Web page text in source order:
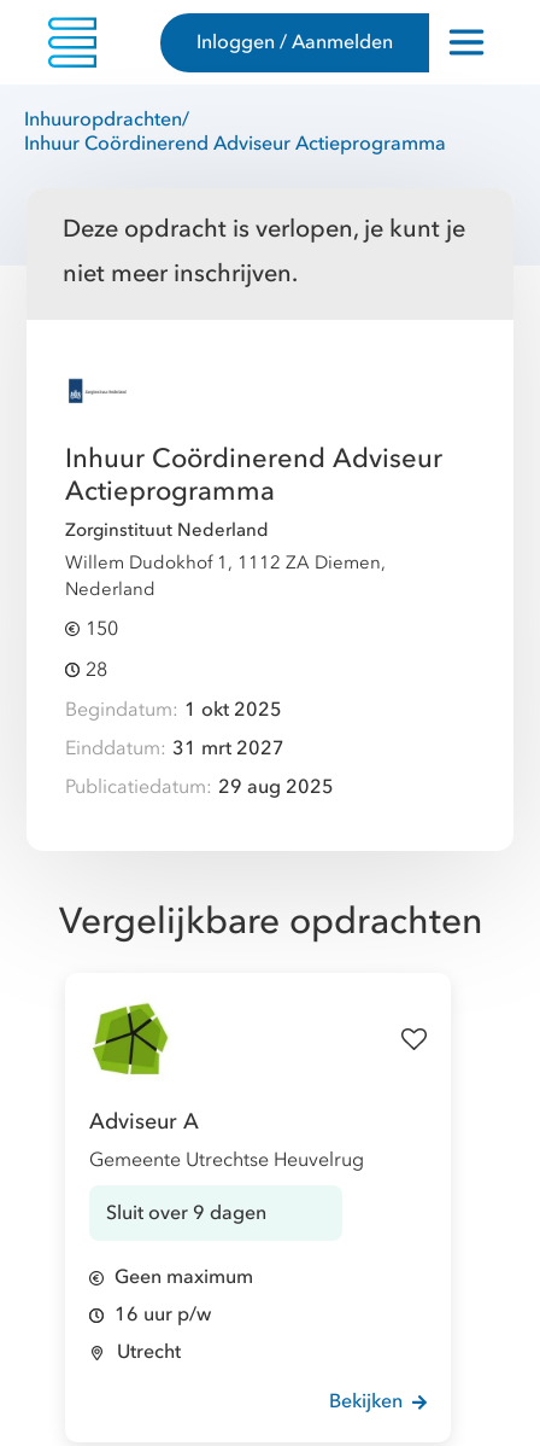
Inloggen / Aanmelden
Inhuuropdrachten/
Inhuur Coördinerend Adviseur Actieprogramma
Deze opdracht is verlopen, je kunt je
niet meer inschrijven.
Inhuur Coördinerend Adviseur
Actieprogramma
Zorginstituut Nederland
Willem Dudokhof 1, 1112 ZA Diemen,
Nederland
150
28
Begindatum: 1 okt 2025
Einddatum: 31 mrt 2027
Publicatiedatum: 29 aug 2025
Vergelijkbare opdrachten
Adviseur A
Gemeente Utrechtse Heuvelrug
Sluit over 9 dagen
Geen maximum
16 uur p/w
Utrecht
Bekijken